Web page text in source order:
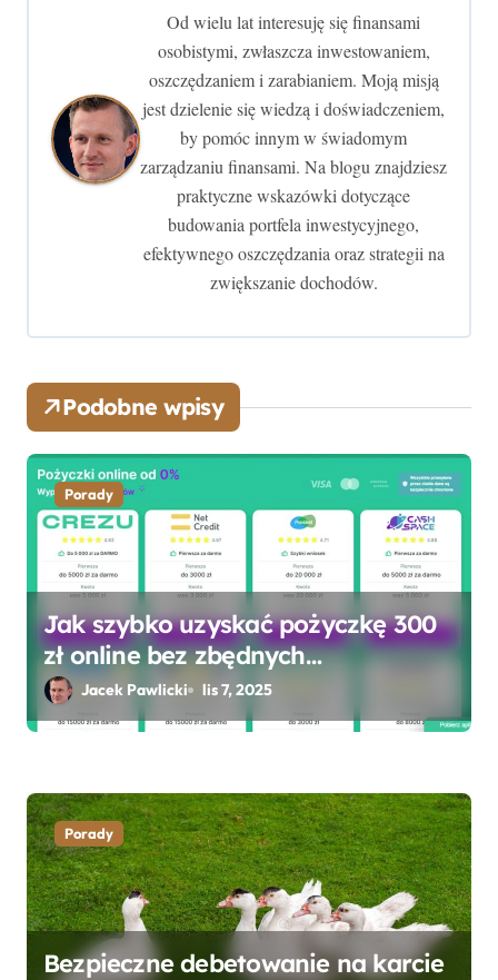
u
Od wielu lat interesuję się finansami
osobistymi, zwłaszcza inwestowaniem,
oszczędzaniem i zarabianiem. Moją misją
jest dzielenie się wiedzą i doświadczeniem,
by pomóc innym w świadomym
zarządzaniu finansami. Na blogu znajdziesz
praktyczne wskazówki dotyczące
budowania portfela inwestycyjnego,
efektywnego oszczędzania oraz strategii na
zwiększanie dochodów.
Podobne wpisy
Porady
Jak szybko uzyskać pożyczkę 300
zł online bez zbędnych
formalności?
Jacek Pawlicki lis 7, 2025
Porady
Bezpieczne debetowanie na karcie